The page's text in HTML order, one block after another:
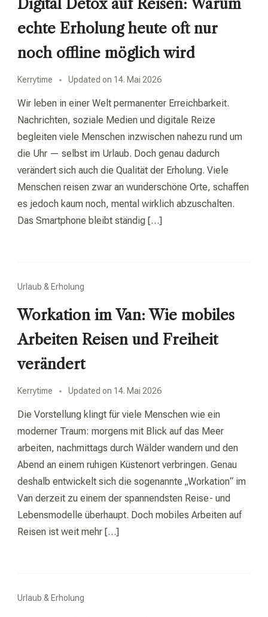
Digital Detox auf Reisen: Warum
echte Erholung heute oft nur
noch offline möglich wird
Kerrytime Updated on 14. Mai 2026
Wir leben in einer Welt permanenter Erreichbarkeit.
Nachrichten, soziale Medien und digitale Reize
begleiten viele Menschen inzwischen nahezu rund um
die Uhr — selbst im Urlaub. Doch genau dadurch
verändert sich auch die Qualität der Erholung. Viele
Menschen reisen zwar an wunderschöne Orte, schaffen
es jedoch kaum noch, mental wirklich abzuschalten.
Das Smartphone bleibt ständig […]
Urlaub & Erholung
Workation im Van: Wie mobiles
Arbeiten Reisen und Freiheit
verändert
Kerrytime Updated on 14. Mai 2026
Die Vorstellung klingt für viele Menschen wie ein
moderner Traum: morgens mit Blick auf das Meer
arbeiten, nachmittags durch Wälder wandern und den
Abend an einem ruhigen Küstenort verbringen. Genau
deshalb entwickelt sich die sogenannte „Workation“ im
Van derzeit zu einem der spannendsten Reise- und
Lebensmodelle überhaupt. Doch mobiles Arbeiten auf
Reisen ist weit mehr […]
Urlaub & Erholung